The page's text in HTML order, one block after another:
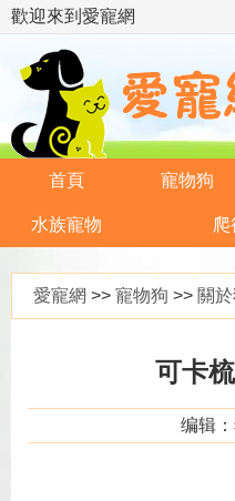
歡迎來到愛寵網
首頁 寵物狗
水族寵物 爬
愛寵網 >> 寵物狗 >> 關
可卡
编辑